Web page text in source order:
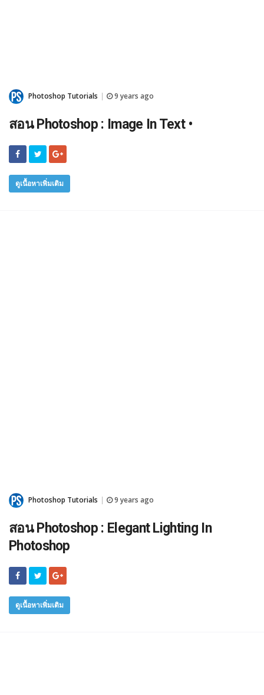
Photoshop Tutorials 9 years ago
สอน Photoshop : Image In Text •
ดูเนื้อหาเพิ่มเติม
Photoshop Tutorials 9 years ago
สอน Photoshop : Elegant Lighting In
Photoshop
ดูเนื้อหาเพิ่มเติม